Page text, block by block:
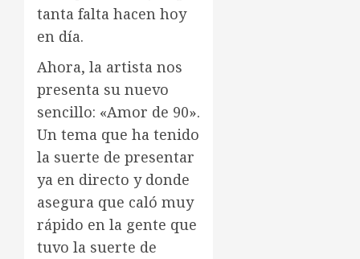
tanta falta hacen hoy
en día.
Ahora, la artista nos
presenta su nuevo
sencillo: «Amor de 90».
Un tema que ha tenido
la suerte de presentar
ya en directo y donde
asegura que caló muy
rápido en la gente que
tuvo la suerte de